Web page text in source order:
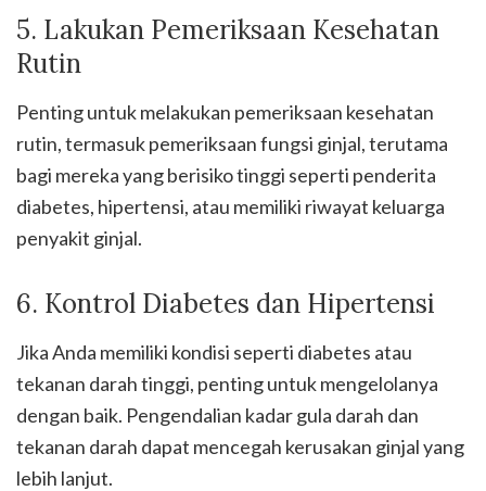
5. Lakukan Pemeriksaan Kesehatan
Rutin
Penting untuk melakukan pemeriksaan kesehatan
rutin, termasuk pemeriksaan fungsi ginjal, terutama
bagi mereka yang berisiko tinggi seperti penderita
diabetes, hipertensi, atau memiliki riwayat keluarga
penyakit ginjal.
6. Kontrol Diabetes dan Hipertensi
Jika Anda memiliki kondisi seperti diabetes atau
tekanan darah tinggi, penting untuk mengelolanya
dengan baik. Pengendalian kadar gula darah dan
tekanan darah dapat mencegah kerusakan ginjal yang
lebih lanjut.